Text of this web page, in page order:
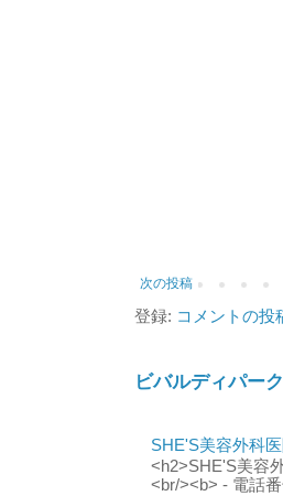
次の投稿
登録: コメントの投
ビバルディパー
SHE'S美容外科
<h2>SHE'S美容
<br/><b> - 電話